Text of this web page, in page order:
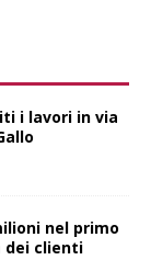
i lavori in via
nel primo
dei clienti